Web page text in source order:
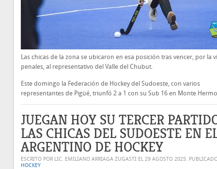
Las chicas de la zona se ubicaron en esa posición tras vencer, por la
penales, al representativo del Valle del Chubut.
Este domingo la Federación de Hockey del Sudoeste, con varios
representantes de Pigüé, triunfó 2 a 1 con su Sub 16 en Monte
JUEGAN HOY SU TERCER
LAS CHICAS DEL SUDOESTE EN
ARGENTINO DE HOCKEY
ESCRITO POR LIC. EMILIANO ARRIAGA ZUGASTI EL 29 AGOSTO 2025.
HOCKEY